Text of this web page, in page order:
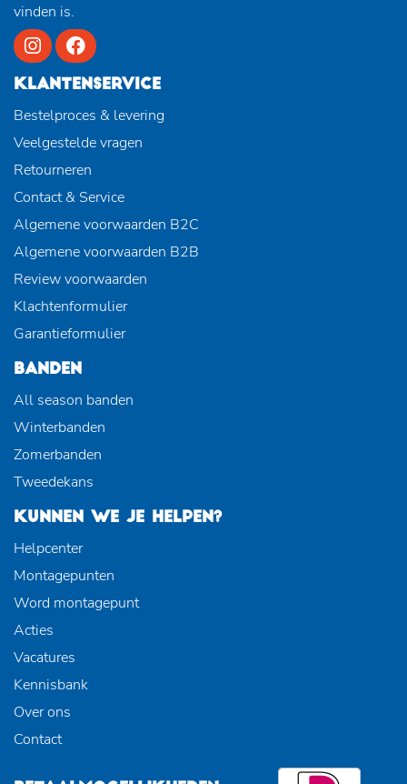
vinden is.
KLANTENSERVICE
Bestelproces & levering
Veelgestelde vragen
Retourneren
Contact & Service
Algemene voorwaarden B2C
Algemene voorwaarden B2B
Review voorwaarden
Klachtenformulier
Garantieformulier
BANDEN
All season banden
Winterbanden
Zomerbanden
Tweedekans
KUNNEN WE JE HELPEN?
Helpcenter
Montagepunten
Word montagepunt
Acties
Vacatures
Kennisbank
Over ons
Contact